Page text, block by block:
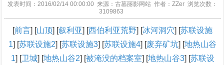
发表时间：2016/02/14 00:00:00 来源：古墓丽影网站 作者：ZZer 浏览次数：
3109863
[前言] [山顶] [叙利亚] [西伯利亚荒野] [冰河洞穴] [苏联设施
1] [苏联设施2] [苏联设施3] [苏联设施4] [废弃矿坑] [地热山谷
1] [卫城] [地热山谷2] [被淹没的档案室] [地热山谷3] [苏联设